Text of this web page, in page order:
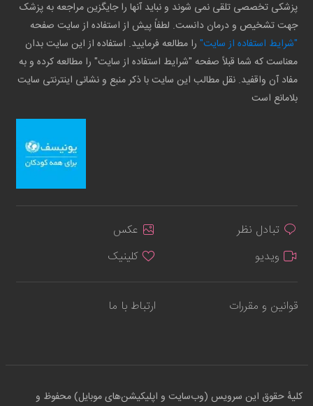
پزشکی تخصصی تلقی نمی شوند و نباید آنها را جایگزین مراجعه به پزشک
جهت تشخیص و درمان دانست. لطفاً پیش از استفاده از سایت صفحه
"شرایط استفاده از سایت" را مطالعه فرمایید. استفاده از این سایت بدان
معناست که شما قبلاً صفحه "شرایط استفاده از سایت" را مطالعه کرده و به
مفاد آن واقفید. نقل مطالب این سایت با ذکر منبع و نشانی اینترنتی سایت
بلامانع است
تبادل نظر
عکس
ویدیو
کلینیک
قوانین و مقررات ارتباط با ما
کلیهٔ حقوق این سرویس (وب‌سایت و اپلیکیشن‌های موبایل) محفوظ و